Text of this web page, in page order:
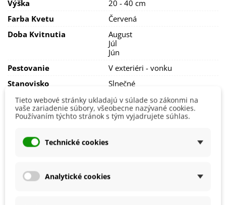
Hnojenie rastlín sa neodporúča, je lepšie využiť kompost.
Výška
20 - 40 cm
Farba Kvetu
Červená
Doba Kvitnutia
August
Júl
Jún
Pestovanie
V exteriéri - vonku
Stanovisko
Slnečné
Výsev/výsadba
Máj
Výrobca
SemenaOnline
Vegetačné Obdobie
Tieto webové stránky ukladajú v súlade so zákonmi na
vaše zariadenie súbory, všeobecne nazývané cookies.
Používaním týchto stránok s tým vyjadrujete súhlas.
Technické cookies
Analytické cookies